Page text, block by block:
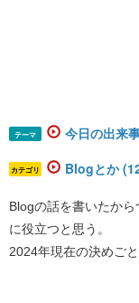
テーマ 今日の出来
カテゴリ Blogとか
Blogの話を書いたか
に役立つと思う。
2024年現在の決めごと